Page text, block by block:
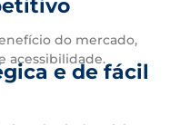
do mercado,
acessibilidade.
e de fácil